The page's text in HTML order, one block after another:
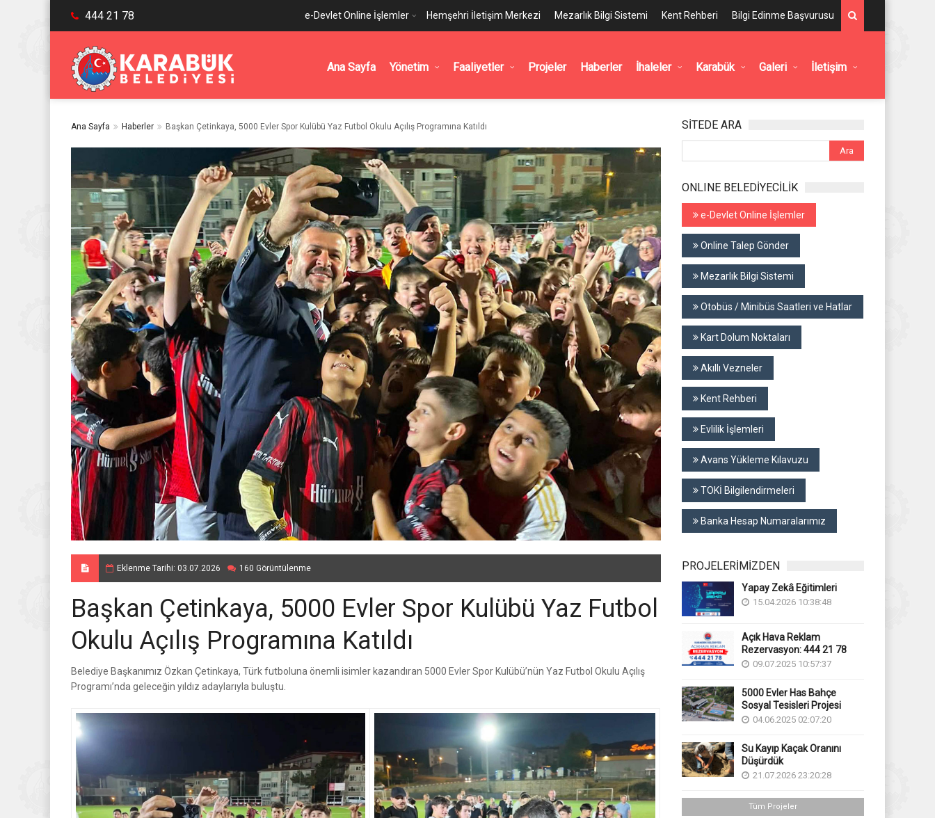
444 21 78 e-Devlet Online İşlemler Hemşehri İletişim Merkezi Mezarlık Bilgi Sistemi Kent Rehberi Bilgi Edinme Başvurusu
Ana Sayfa Yönetim Faaliyetler Projeler Haberler İhaleler Karabük Galeri İletişim
Ana Sayfa Haberler Başkan Çetinkaya, 5000 Evler Spor Kulübü Yaz Futbol Okulu Açılış Programına Katıldı
Eklenme Tarihi: 03.07.2026 160 Görüntülenme
Başkan Çetinkaya, 5000 Evler Spor Kulübü Yaz Futbol
Okulu Açılış Programına Katıldı
Belediye Başkanımız Özkan Çetinkaya, Türk futboluna önemli isimler kazandıran 5000 Evler Spor Kulübü’nün Yaz Futbol Okulu Açılış
Programı’nda geleceğin yıldız adaylarıyla buluştu.
SİTEDE ARA
ONLINE BELEDİYECİLİK
e-Devlet Online İşlemler
Online Talep Gönder
Mezarlık Bilgi Sistemi
Otobüs / Minibüs Saatleri ve Hatlar
Kart Dolum Noktaları
Akıllı Vezneler
Kent Rehberi
Evlilik İşlemleri
Avans Yükleme Kılavuzu
TOKİ Bilgilendirmeleri
Banka Hesap Numaralarımız
PROJELERİMİZDEN
Yapay Zekâ Eğitimleri
15.04.2026 10:38:48
Açık Hava Reklam
Rezervasyon: 444 21 78
09.07.2025 10:57:37
5000 Evler Has Bahçe
Sosyal Tesisleri Projesi
04.06.2025 02:07:20
Su Kayıp Kaçak Oranını
Düşürdük
21.07.2026 23:20:28
Tüm Projeler